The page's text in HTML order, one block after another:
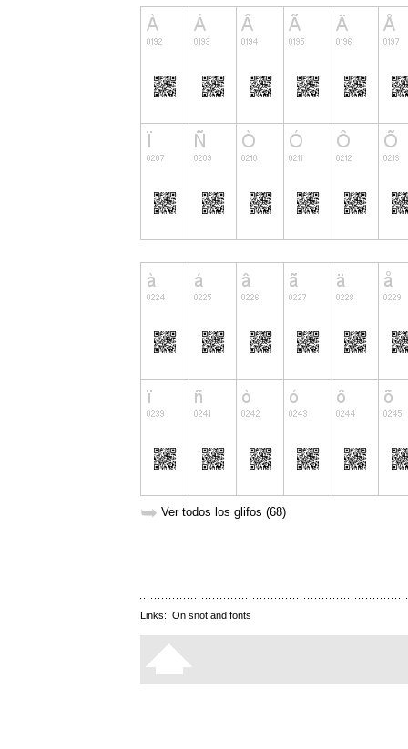
➥ Ver todos los glifos (68)
Links: On snot and fonts